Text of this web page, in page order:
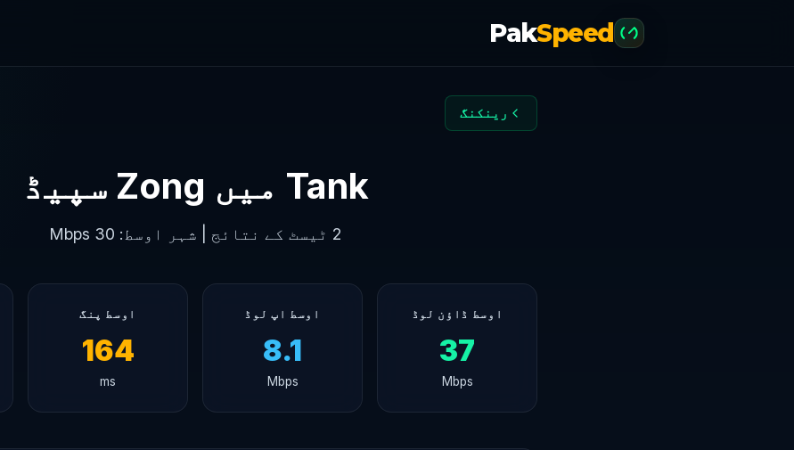
PakSpeed
رینکنگ
Tank میں Zong سپیڈ
2 ٹیسٹ کے نتائج | شہر اوسط: 30 Mbps
اوسط ڈاؤن لوڈ
37
Mbps
اوسط اپ لوڈ
8.1
Mbps
اوسط پنگ
164
ms